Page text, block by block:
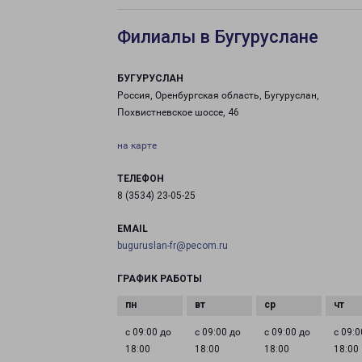
Филиалы в Бугуруслане
БУГУРУСЛАН
Россия, Оренбургская область, Бугуруслан,
Похвистневское шоссе, 46
на карте
ТЕЛЕФОН
8 (3534) 23-05-25
EMAIL
buguruslan-fr@pecom.ru
ГРАФИК РАБОТЫ
с 09:00 до
18:00
с 09:00 до
18:00
с 09:00 до
18:00
с
18:00